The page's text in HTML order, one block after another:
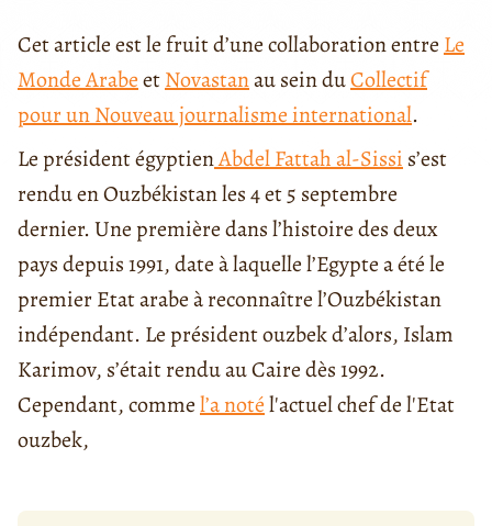
Cet article est le fruit d’une collaboration entre Le
Monde ArabeetNovastanau sein duCollectif
pour un Nouveau journalisme international.
Le président égyptienAbdel Fattah al-Sissi s’est
rendu en Ouzbékistan les 4 et 5 septembre
dernier. Une première dans l’histoire des deux
pays depuis 1991, date à laquelle l’Egypte a été le
premier Etat arabe à reconnaître l’Ouzbékistan
indépendant. Le président ouzbek d’alors, Islam
Karimov, s’était rendu au Caire dès 1992.
Cependant, commel’a notél'actuel chef de l'Etat
ouzbek,